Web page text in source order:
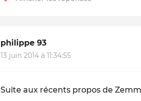
philippe 93
13 juin 2014 à 11:34:55
Suite aux récents propos de